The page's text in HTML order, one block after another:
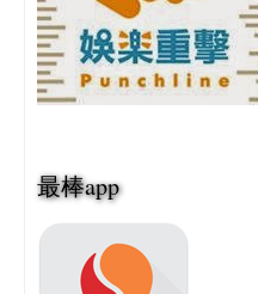
最棒app